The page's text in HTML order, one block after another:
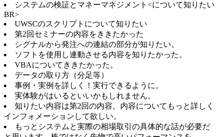
システムの検証とマネーマネジメント<について知りたい
BR>
UWSCのスクリプトについて知りたい
第2回セミナーの内容をききたかった
シグナルから発注への連結の部分が知りたい。
ソフトを使用し連動させる内容を知りたかった。
VBAについてききたかった。
データの取り方（分足等）
事例・実例を詳しく！実行できるように。
実体験がはいるといいかもしれません。
知りたい内容は第2回の内容。内容についてもっと詳しく
インフォメーションして欲しい。
もっとシステムと実際の相場取引の具体的な話が必要だ